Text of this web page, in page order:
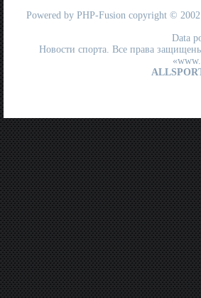
Powered by PHP-Fusion copyright © 2002
Data
Новости спорта. Все права